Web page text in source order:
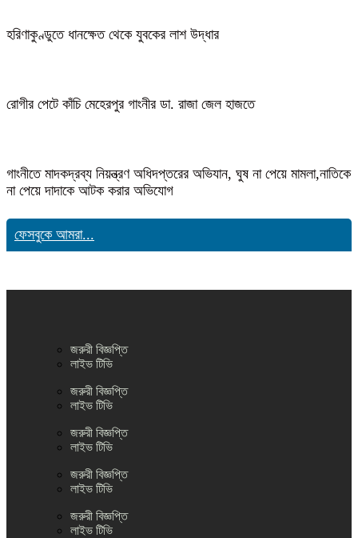
হরিণাকুণ্ডুতে ধানক্ষেত থেকে যুবকের লাশ উদ্ধার
রোগীর পেটে কাঁচি মেহেরপুর গাংনীর ডা. রাজা জেল হাজতে
গাংনীতে মাদকদ্রব্য নিয়ন্ত্রণ অধিদপ্তরের অভিযান, ঘুষ না পেয়ে মামলা,নাতিকে
না পেয়ে দাদাকে আটক করার অভিযোগ
ফেসবুকে আমরা...
জরুরী বিজ্ঞপ্তি
লাইভ টিভি
জরুরী বিজ্ঞপ্তি
লাইভ টিভি
জরুরী বিজ্ঞপ্তি
লাইভ টিভি
জরুরী বিজ্ঞপ্তি
লাইভ টিভি
জরুরী বিজ্ঞপ্তি
লাইভ টিভি